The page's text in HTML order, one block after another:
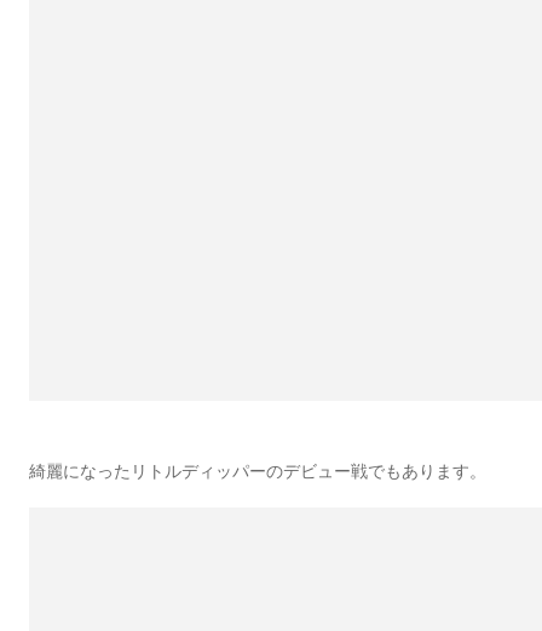
綺麗になったリトルディッパーのデビュー戦でもあります。